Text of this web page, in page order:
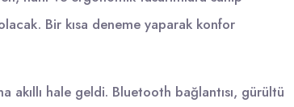
Bir kısa deneme yaparak konfor
hale geldi. Bluetooth bağlantısı, gürültü